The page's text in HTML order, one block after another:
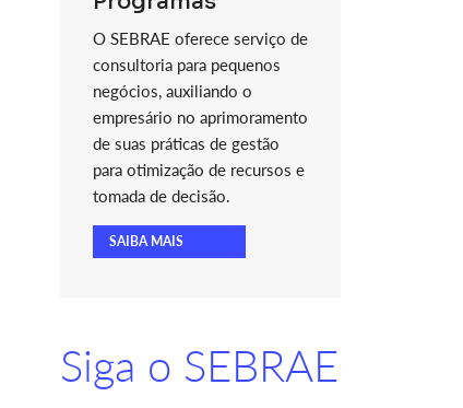
O SEBRAE oferece serviço de
consultoria para pequenos
negócios, auxiliando o
empresário no aprimoramento
de suas práticas de gestão
para otimização de recursos e
tomada de decisão.
SAIBA MAIS
Siga o SEBRAE